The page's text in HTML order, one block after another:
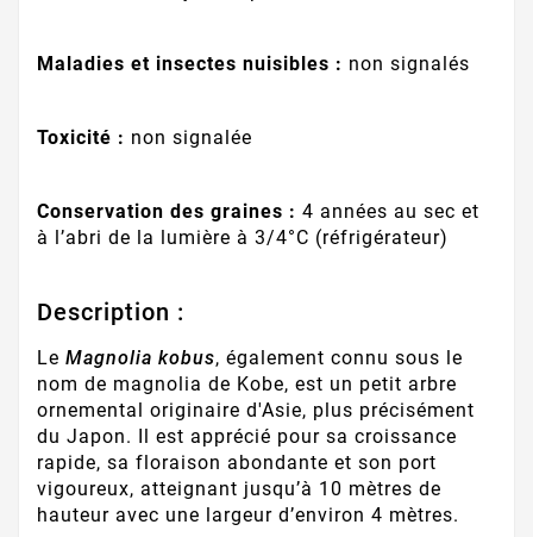
Maladies et insectes nuisibles : non signalés
Toxicité : non signalée
Conservation des graines : 4 années au sec et
à l’abri de la lumière à 3/4°C (réfrigérateur)
Description :
Le Magnolia kobus, également connu sous le
nom de magnolia de Kobe, est un petit arbre
ornemental originaire d'Asie, plus précisément
du Japon. Il est apprécié pour sa croissance
rapide, sa floraison abondante et son port
vigoureux, atteignant jusqu’à 10 mètres de
hauteur avec une largeur d’environ 4 mètres.